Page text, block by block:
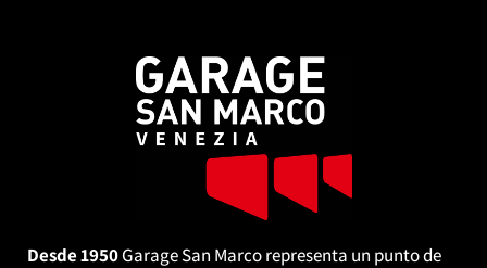
Desde 1950Garage San Marco representa un punto de